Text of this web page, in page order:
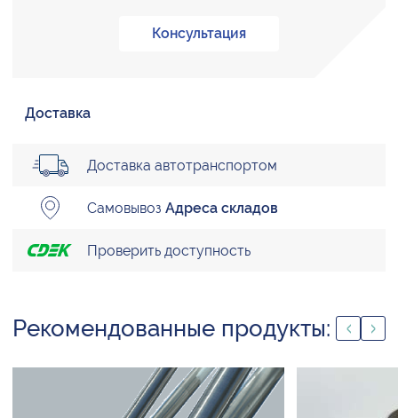
Консультация
Доставка
Доставка автотранспортом
Самовывоз Адреса складов
Проверить доступность
Рекомендованные продукты: